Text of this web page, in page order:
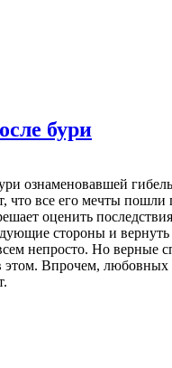
бури
ознаменовавшей
что все его мечты пошли
оценить
стороны и вернуть
непросто. Но верные
этом. Впрочем,